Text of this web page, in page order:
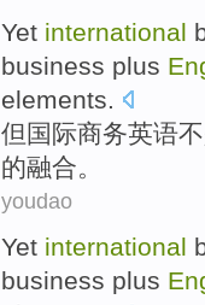
Yet international
business plus
elements.
但 国际商务英语
的融合。
youdao
Yet international
business plus